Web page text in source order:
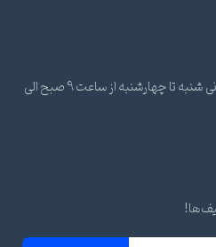
ساعات پاسخ گویی تلفنی و پشتیبانی شنبه تا چهارشنبه از ساعت 9 صبح الی